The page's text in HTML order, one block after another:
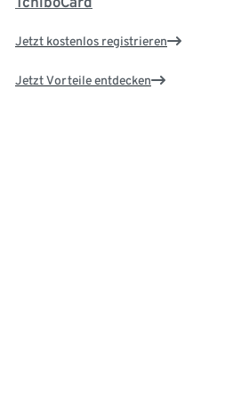
Jetzt kostenlos registrieren
Jetzt Vorteile entdecken